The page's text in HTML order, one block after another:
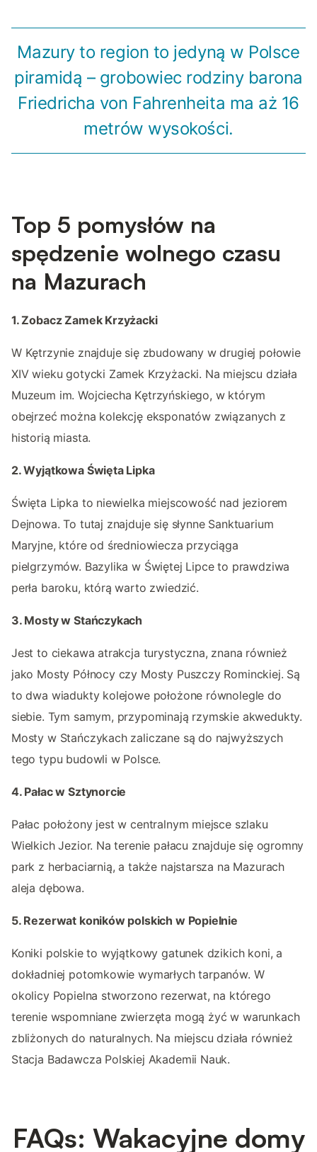
Mazury to region to jedyną w Polsce
piramidą – grobowiec rodziny barona
Friedricha von Fahrenheita ma aż 16
metrów wysokości.
Top 5 pomysłów na
spędzenie wolnego czasu
na Mazurach
1. Zobacz Zamek Krzyżacki
W Kętrzynie znajduje się zbudowany w drugiej połowie
XIV wieku gotycki Zamek Krzyżacki. Na miejscu działa
Muzeum im. Wojciecha Kętrzyńskiego, w którym
obejrzeć można kolekcję eksponatów związanych z
historią miasta.
2. Wyjątkowa Święta Lipka
Święta Lipka to niewielka miejscowość nad jeziorem
Dejnowa. To tutaj znajduje się słynne Sanktuarium
Maryjne, które od średniowiecza przyciąga
pielgrzymów. Bazylika w Świętej Lipce to prawdziwa
perła baroku, którą warto zwiedzić.
3. Mosty w Stańczykach
Jest to ciekawa atrakcja turystyczna, znana również
jako Mosty Północy czy Mosty Puszczy Rominckiej. Są
to dwa wiadukty kolejowe położone równolegle do
siebie. Tym samym, przypominają rzymskie akwedukty.
Mosty w Stańczykach zaliczane są do najwyższych
tego typu budowli w Polsce.
4. Pałac w Sztynorcie
Pałac położony jest w centralnym miejsce szlaku
Wielkich Jezior. Na terenie pałacu znajduje się ogromny
park z herbaciarnią, a także najstarsza na Mazurach
aleja dębowa.
5. Rezerwat koników polskich w Popielnie
Koniki polskie to wyjątkowy gatunek dzikich koni, a
dokładniej potomkowie wymarłych tarpanów. W
okolicy Popielna stworzono rezerwat, na którego
terenie wspomniane zwierzęta mogą żyć w warunkach
zbliżonych do naturalnych. Na miejscu działa również
Stacja Badawcza Polskiej Akademii Nauk.
FAQs: Wakacyjne domy